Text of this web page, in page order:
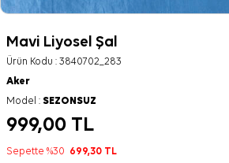
Mavi Liyosel Şal
Ürün Kodu : 3840702_283
Aker
Model : SEZONSUZ
999,00 TL
Sepette %30 699,30 TL